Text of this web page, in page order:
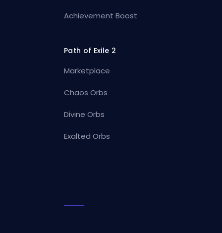
Achievement Boost
Path of Exile 2
Marketplace
Chaos Orbs
Divine Orbs
Exalted Orbs